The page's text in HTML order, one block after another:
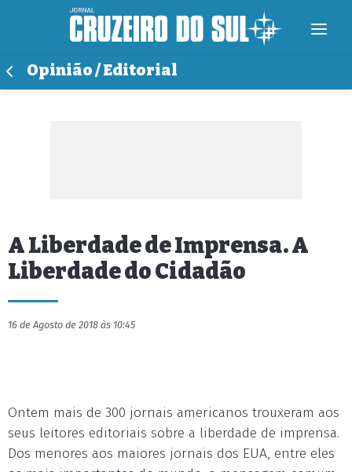
Opinião / Editorial
A Liberdade de Imprensa. A
Liberdade do Cidadão
16 de Agosto de 2018 às 10:45
Ontem mais de 300 jornais americanos trouxeram aos
seus leitores editoriais sobre a liberdade de imprensa.
Dos menores aos maiores jornais dos EUA, entre eles